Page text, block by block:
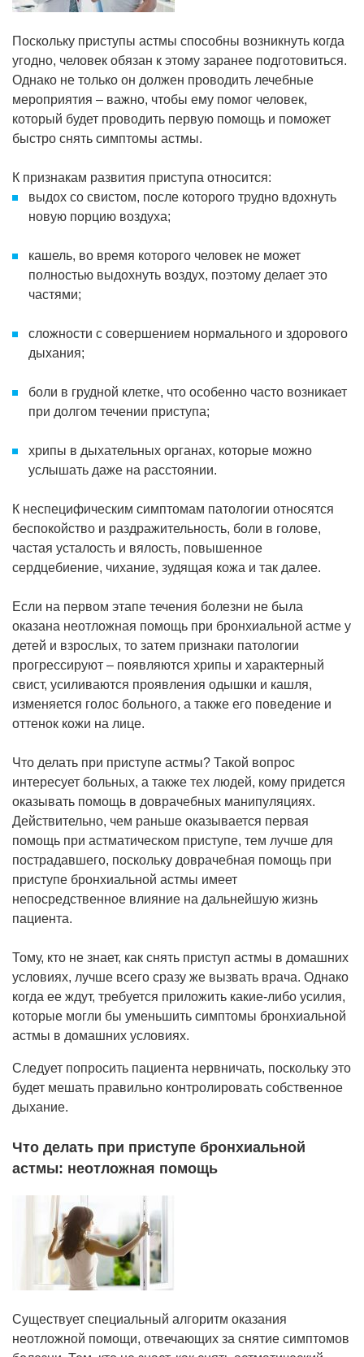
Поскольку приступы астмы способны возникнуть когда
угодно, человек обязан к этому заранее подготовиться.
Однако не только он должен проводить лечебные
мероприятия – важно, чтобы ему помог человек,
который будет проводить первую помощь и поможет
быстро снять симптомы астмы.
К признакам развития приступа относится:
выдох со свистом, после которого трудно вдохнуть
новую порцию воздуха;
кашель, во время которого человек не может
полностью выдохнуть воздух, поэтому делает это
частями;
сложности с совершением нормального и здорового
дыхания;
боли в грудной клетке, что особенно часто возникает
при долгом течении приступа;
хрипы в дыхательных органах, которые можно
услышать даже на расстоянии.
К неспецифическим симптомам патологии относятся
беспокойство и раздражительность, боли в голове,
частая усталость и вялость, повышенное
сердцебиение, чихание, зудящая кожа и так далее.
Если на первом этапе течения болезни не была
оказана неотложная помощь при бронхиальной астме у
детей и взрослых, то затем признаки патологии
прогрессируют – появляются хрипы и характерный
свист, усиливаются проявления одышки и кашля,
изменяется голос больного, а также его поведение и
оттенок кожи на лице.
Что делать при приступе астмы? Такой вопрос
интересует больных, а также тех людей, кому придется
оказывать помощь в доврачебных манипуляциях.
Действительно, чем раньше оказывается первая
помощь при астматическом приступе, тем лучше для
пострадавшего, поскольку доврачебная помощь при
приступе бронхиальной астмы имеет
непосредственное влияние на дальнейшую жизнь
пациента.
Тому, кто не знает, как снять приступ астмы в домашних
условиях, лучше всего сразу же вызвать врача. Однако
когда ее ждут, требуется приложить какие-либо усилия,
которые могли бы уменьшить симптомы бронхиальной
астмы в домашних условиях.
Следует попросить пациента нервничать, поскольку это
будет мешать правильно контролировать собственное
дыхание.
Что делать при приступе бронхиальной
астмы: неотложная помощь
Существует специальный алгоритм оказания
неотложной помощи, отвечающих за снятие симптомов